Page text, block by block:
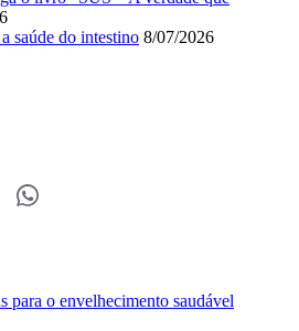
saúde do intestino 8/07/2026